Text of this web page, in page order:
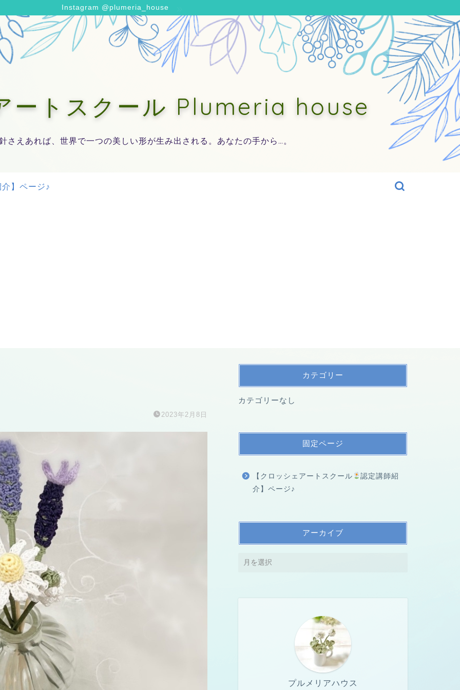
Instagram @plumeria_house
ートスクール Plumeria house
さえあれば、世界で一つの美しい形が生み出される。あなたの手から…。
】ページ♪
2023年2月8日
カテゴリー
カテゴリーなし
固定ページ
【クロッシェアートスクール
認定講師紹
介】ページ♪
アーカイブ
プルメリアハウス